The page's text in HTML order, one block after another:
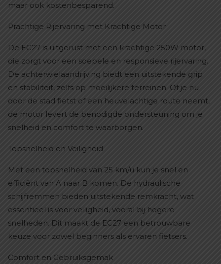
maar ook kostenbesparend.
Prachtige Rijervaring met Krachtige Motor
De EC27 is uitgerust met een krachtige 250W motor,
die zorgt voor een soepele en responsieve rijervaring.
De achterwielaandrijving biedt een uitstekende grip
en stabiliteit, zelfs op moeilijkere terreinen. Of je nu
door de stad fietst of een heuvelachtige route neemt,
de motor levert de benodigde ondersteuning om je
snelheid en comfort te waarborgen.
Topsnelheid en Veiligheid
Met een topsnelheid van 25 km/u kun je snel en
efficiënt van A naar B komen. De hydraulische
schijfremmen bieden uitstekende remkracht, wat
essentieel is voor veiligheid, vooral bij hogere
snelheden. Dit maakt de EC27 een betrouwbare
keuze voor zowel beginners als ervaren fietsers.
Comfort en Gebruiksgemak